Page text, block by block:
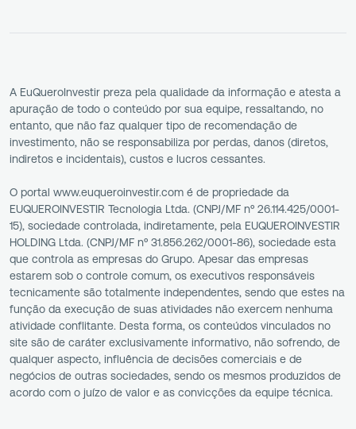
A EuQueroInvestir preza pela qualidade da informação e atesta a
apuração de todo o conteúdo por sua equipe, ressaltando, no
entanto, que não faz qualquer tipo de recomendação de
investimento, não se responsabiliza por perdas, danos (diretos,
indiretos e incidentais), custos e lucros cessantes.
O portal www.euqueroinvestir.com é de propriedade da
EUQUEROINVESTIR Tecnologia Ltda. (CNPJ/MF nº 26.114.425/0001-
15), sociedade controlada, indiretamente, pela EUQUEROINVESTIR
HOLDING Ltda. (CNPJ/MF nº 31.856.262/0001-86), sociedade esta
que controla as empresas do Grupo. Apesar das empresas
estarem sob o controle comum, os executivos responsáveis
tecnicamente são totalmente independentes, sendo que estes na
função da execução de suas atividades não exercem nenhuma
atividade conflitante. Desta forma, os conteúdos vinculados no
site são de caráter exclusivamente informativo, não sofrendo, de
qualquer aspecto, influência de decisões comerciais e de
negócios de outras sociedades, sendo os mesmos produzidos de
acordo com o juízo de valor e as convicções da equipe técnica.